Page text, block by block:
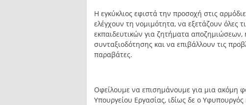
Η εγκύκλιος εφιστά την προσοχή στις
ελέγχουν τη νομιμότητα, να εξετάζουν όλες
εκπαιδευτικών για ζητήματα
συνταξιοδότησης και να επιβάλλουν τις
παραβάτες.
Οφείλουμε να επισημάνουμε για μια ακόμη
Υπουργείου Εργασίας, ιδίως δε ο